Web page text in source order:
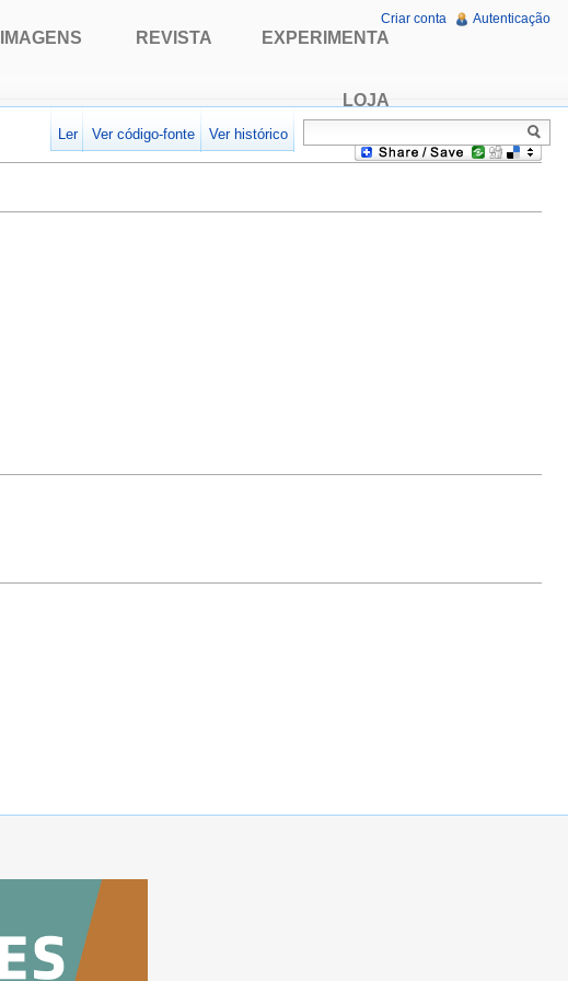
IMAGENS REVISTA EXPERIMENTA
LOJA
Criar conta Autenticação
Ler Ver código-fonte Ver histórico